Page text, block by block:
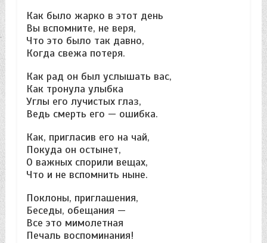
Как было жарко в этот день
Вы вспомните, не веря,
Что это было так давно,
Когда свежа потеря.
Как рад он был услышать вас,
Как тронула улыбка
Углы его лучистых глаз,
Ведь смерть его — ошибка.
Как, пригласив его на чай,
Покуда он остынет,
О важных спорили вещах,
Что и не вспомнить ныне.
Поклоны, приглашения,
Беседы, обещания —
Все это мимолетная
Печаль воспоминания!